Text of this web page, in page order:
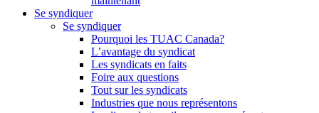
Se syndiquer
Se syndiquer
Pourquoi les TUAC Canada?
L’avantage du syndicat
Les syndicats en faits
Foire aux questions
Tout sur les syndicats
Industries que nous représentons